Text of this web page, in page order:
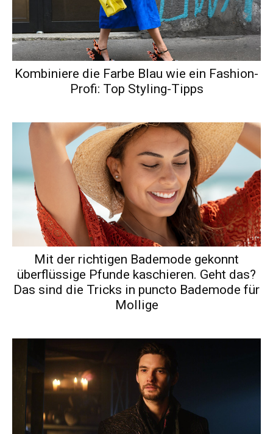
Kombiniere die Farbe Blau wie ein Fashion-
Profi: Top Styling-Tipps
Mit der richtigen Bademode gekonnt
überflüssige Pfunde kaschieren. Geht das?
Das sind die Tricks in puncto Bademode für
Mollige